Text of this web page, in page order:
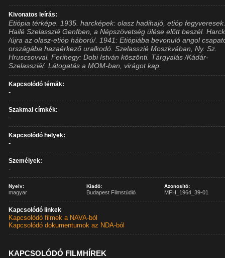
Kivonatos leírás:
Etiópia térképe. 1935. harcképek: olasz hadihajó, etióp
Hailé Szelasszié Genfben, a Népszövetség ülése előtt beszél.
/újra az olasz-etióp háború/. 1941: Etiópiába bevonuló angol
országába hazaérkező uralkodó. Szelasszié Moszkvában, Ny. Sz.
Hruscsovval. Ferihegy: Dobi István köszönti. Tárgyalás /Kádár-
Szelasszié/. Látogatás a MOM-ban, virágot kap.
Kapcsolódó témák:
-
Szakmai címkék:
-
Kapcsolódó helyek:
-
Személyek:
-
Nyelv:
magyar
Kiadó:
Budapest Filmstúdió
Azonosító:
MFH_1964_39-01
Kapcsolódó linkek
Kapcsolódó filmek a NAVA-ból
Kapcsolódó dokumentumok az NDA-ból
KAPCSOLÓDÓ FILMHÍREK